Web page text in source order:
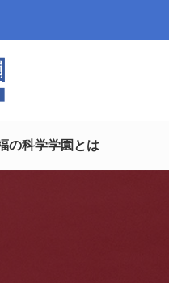
の科学学園とは